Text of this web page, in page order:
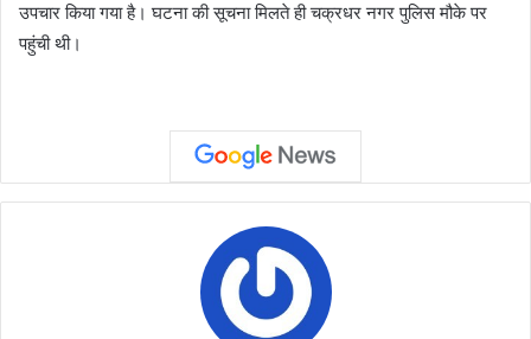
उपचार किया गया है। घटना की सूचना मिलते ही चक्रधर नगर पुलिस मौके पर
पहुंची थी।